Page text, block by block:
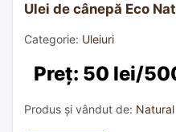
Ulei de cânepă Eco
Categorie: Uleiuri
Preț: 50 lei/
Produs și vândut de: